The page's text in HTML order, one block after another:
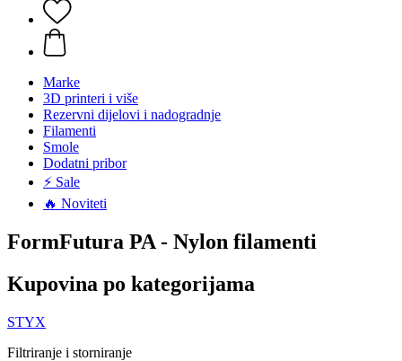
Marke
3D printeri i više
Rezervni dijelovi i nadogradnje
Filamenti
Smole
Dodatni pribor
⚡ Sale
🔥 Noviteti
FormFutura PA - Nylon filamenti
Kupovina po kategorijama
STYX
Filtriranje i storniranje